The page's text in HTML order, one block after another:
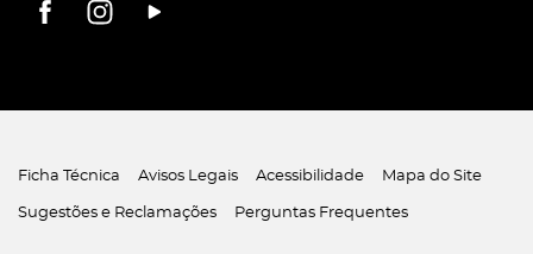
Ficha Técnica Avisos Legais Acessibilidade Mapa do Site
Sugestões e Reclamações Perguntas Frequentes